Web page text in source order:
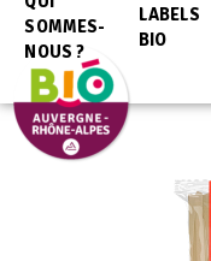
SOMMES-
NOUS ?
LABELS
BIO